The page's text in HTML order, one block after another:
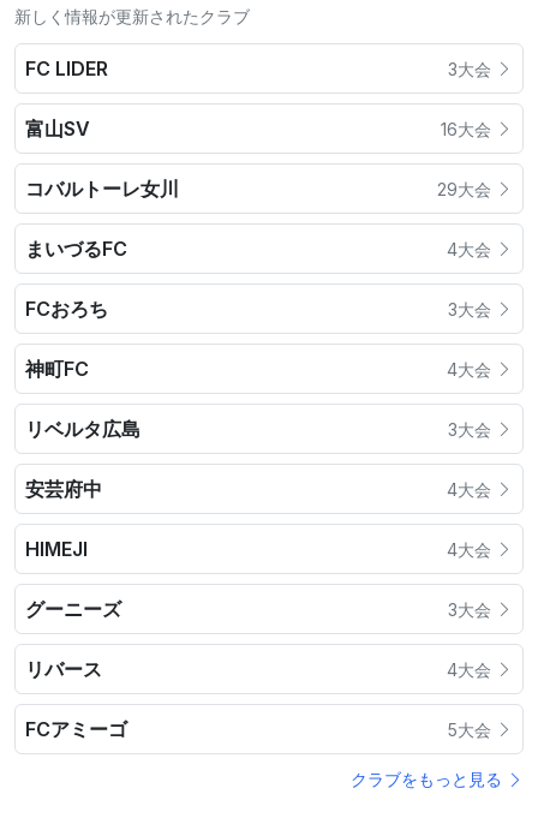
新しく情報が更新されたクラブ
FC LIDER 3大会
富山SV 16大会
コバルトーレ⼥川 29大会
まいづるFC 4大会
FCおろち 3大会
神町FC 4大会
リベルタ広島 3大会
安芸府中 4大会
HIMEJI 4大会
グーニーズ 3大会
リバース 4大会
FCアミーゴ 5大会
クラブをもっと見る